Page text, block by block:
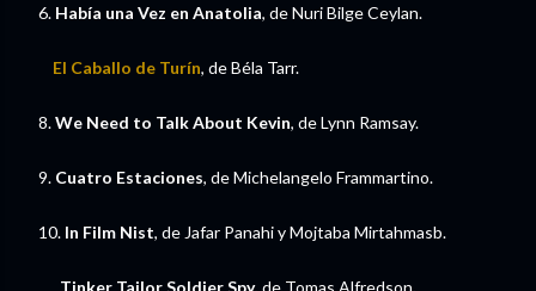
6. Había una Vez en Anatolia, de Nuri Bilge Ceylan.
El Caballo de Turín, de Béla Tarr.
8.We Need to Talk About Kevin, de Lynn Ramsay.
9. Cuatro Estaciones, de Michelangelo Frammartino.
10. In Film Nist, de Jafar Panahi y Mojtaba Mirtahmasb.
Tinker Tailor Soldier Spy, de Tomas Alfredson.